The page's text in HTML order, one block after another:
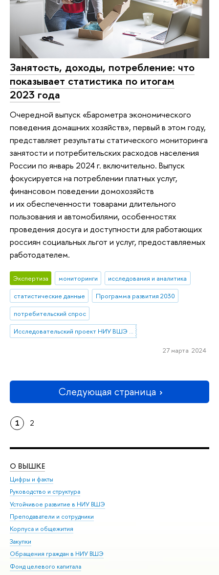
Занятость, доходы, потребление: что
показывает статистика по итогам
2023 года
Очередной выпуск «Барометра экономического
поведения домашних хозяйств», первый в этом году,
представляет результаты статического мониторинга
занятости и потребительских расходов населения
России по январь 2024 г. включительно. Выпуск
фокусируется на потреблении платных услуг,
финансовом поведении домохозяйств
и их обеспеченности товарами длительного
пользования и автомобилями, особенностях
проведения досуга и доступности для работающих
россиян социальных льгот и услуг, предоставляемых
работодателем.
Экспертиза мониторинги
исследования и аналитика
статистические данные
Программа развития 2030
потребительский спрос
Исследовательский проект НИУ ВШЭ «Экономическое поведение домашних хозяйств»
27 марта 2024
Следующая страница
1 2
О ВЫШКЕ
Цифры и факты
Руководство и структура
Устойчивое развитие в НИУ ВШЭ
Преподаватели и сотрудники
Корпуса и общежития
Закупки
Обращения граждан в НИУ ВШЭ
Фонд целевого капитала